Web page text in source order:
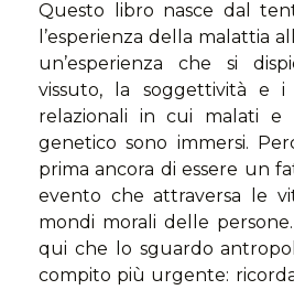
Questo libro nasce dal
l’esperienza della malattia
un’esperienza che si
vissuto, la soggettività e i
relazionali in cui malati e
genetico sono immersi.
prima ancora di essere un
evento che attraversa le
mondi morali delle
qui che lo sguardo
compito più urgente: